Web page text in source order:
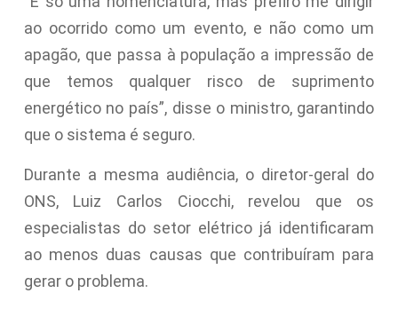
ao ocorrido como um evento, e não como um
apagão, que passa à população a impressão de
que temos qualquer risco de suprimento
energético no país”, disse o ministro, garantindo
que o sistema é seguro.
Durante a mesma audiência, o diretor-geral do
ONS, Luiz Carlos Ciocchi, revelou que os
especialistas do setor elétrico já identificaram
ao menos duas causas que contribuíram para
gerar o problema.